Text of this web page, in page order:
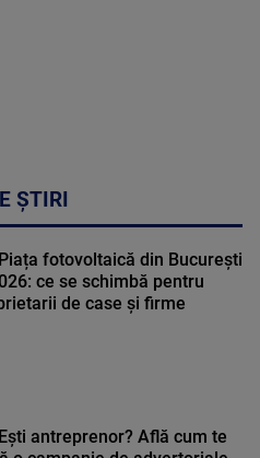
ȘTIRI
fotovoltaică din București
ce se schimbă pentru
de case și firme
antreprenor? Află cum te